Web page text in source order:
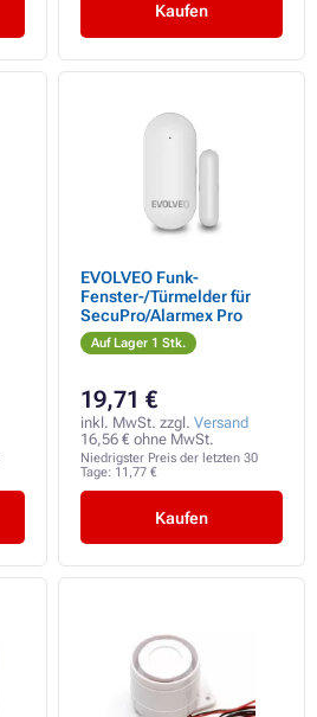
Kaufen
EVOLVEO Funk-
Fenster-/Türmelder für
SecuPro/Alarmex Pro
Auf Lager 1 Stk.
19,71 €
inkl. MwSt. zzgl. Versand
16,56 € ohne MwSt.
Niedrigster Preis der letzten 30
Tage: 11,77 €
Kaufen